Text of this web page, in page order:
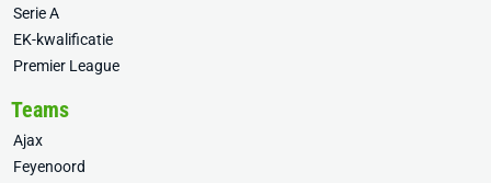
Serie A
EK-kwalificatie
Premier League
Teams
Ajax
Feyenoord